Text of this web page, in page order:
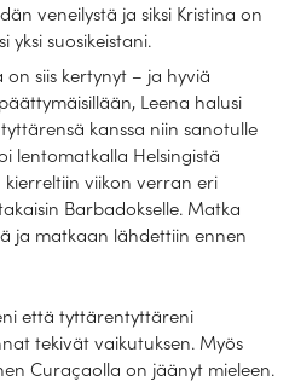
veneilystä ja siksi Kristina on
yksi suosikeistani.
on siis kertynyt – ja hyviä
Leena halusi
kanssa niin sanotulle
lentomatkalla Helsingistä
kierreltiin viikon verran eri
Barbadokselle. Matka
ja matkaan lähdettiin ennen
että tyttärentyttäreni
tekivät vaikutuksen. Myös
Curaçaolla on jäänyt mieleen.